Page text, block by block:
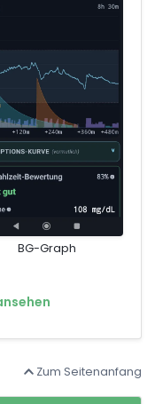
BG-Graph
Zum Seitenanfang